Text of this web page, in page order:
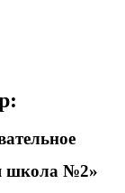
школа №2»